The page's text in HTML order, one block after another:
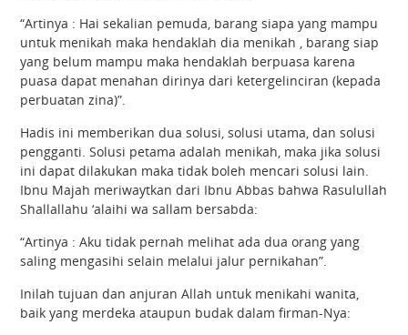
“Artinya : Hai sekalian pemuda, barang siapa yang mampu
untuk menikah maka hendaklah dia menikah , barang siap
yang belum mampu maka hendaklah berpuasa karena
puasa dapat menahan dirinya dari ketergelinciran (kepada
perbuatan zina)”.
Hadis ini memberikan dua solusi, solusi utama, dan solusi
pengganti. Solusi petama adalah menikah, maka jika solusi
ini dapat dilakukan maka tidak boleh mencari solusi lain.
Ibnu Majah meriwaytkan dari Ibnu Abbas bahwa Rasulullah
Shallallahu ‘alaihi wa sallam bersabda:
“Artinya : Aku tidak pernah melihat ada dua orang yang
saling mengasihi selain melalui jalur pernikahan”.
Inilah tujuan dan anjuran Allah untuk menikahi wanita,
baik yang merdeka ataupun budak dalam firman-Nya: